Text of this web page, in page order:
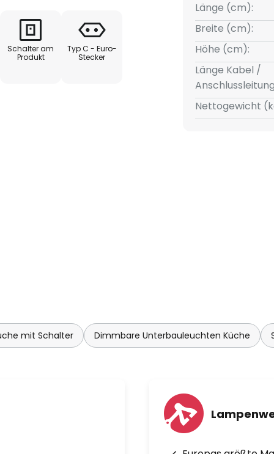
Beleuchtung kann außerdem
(länger als 1 Sekunde)
einfache Stecksystem
verbinden, und zwar
und
Schalter am
Produkt
Typ C - Euro-
Stecker
Länge (cm):
Breite (cm):
Höhe (cm):
Länge Kabel /
Nettogewicht
mit Schalter Dimmbare Unterbauleuchten Küche